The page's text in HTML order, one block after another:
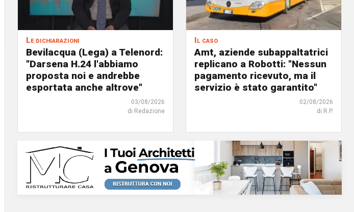
Le dichiarazioni
Bevilacqua (Lega) a Telenord:
"Darsena H.24 l'abbiamo
proposta noi e andrebbe
esportata anche altrove"
03/08/2026
di Redazione
Il caso
Amt, aziende subappaltatrici
replicano a Robotti: "Nessun
pagamento ricevuto, ma il
servizio è stato garantito"
02/08/2026
di R.P.